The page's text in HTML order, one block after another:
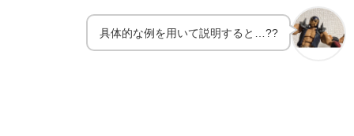
具体的な例を用いて説明すると…??